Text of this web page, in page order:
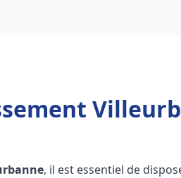
, il est essentiel de